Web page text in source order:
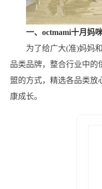
一、octmami十月妈
为了给广大(准)妈妈
品类品牌，整合行业中
盟的方式，精选各品类放
康成长。